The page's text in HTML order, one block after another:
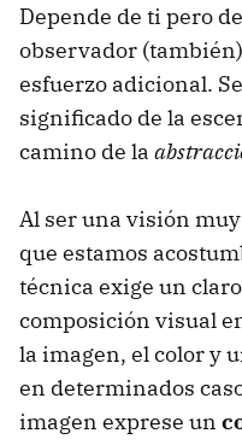
Depende de ti pero
observador
esfuerzo adicional.
significado de la
camino de la
Al ser una visión
que estamos
técnica exige un
composición visual
la imagen, el color y
en determinados
imagen exprese un